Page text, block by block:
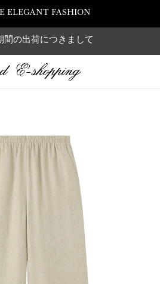
ELEGANT FASHION
間の出荷につきまして